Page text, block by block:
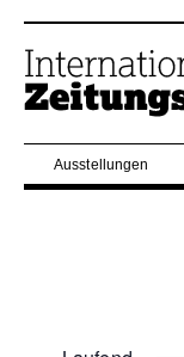
Ausstellungen